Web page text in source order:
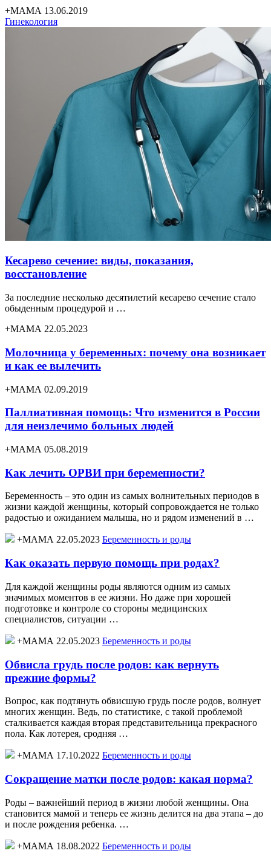
+МАМА 13.06.2019
Гинекология
Кесарево сечение: виды, показания,
восстановление
За последние несколько десятилетий кесарево сечение стало
обыденным процедурой и …
+МАМА 22.05.2023
Молочница у беременных: почему она возникает
и как ее вылечить
+МАМА 02.09.2019
Паллиативная помощь: Что изменится в России
для неизлечимо больных людей
+МАМА 05.08.2019
Как лечить ОРВИ при беременности?
Беременность – это один из самых волнительных периодов в
жизни каждой женщины, который сопровождается не только
радостью и ожиданием малыша, но и рядом изменений в …
+МАМА 22.05.2023 Беременность и роды
Как оказать первую помощь при родах?
Для каждой женщины роды являются одним из самых
значимых моментов в ее жизни. Но даже при хорошей
подготовке и контроле со стороны медицинских
специалистов, ситуации …
+МАМА 22.05.2023 Беременность и роды
Обвисла грудь после родов: как вернуть
прежние формы?
Вопрос, как подтянуть обвисшую грудь после родов, волнует
многих женщин. Ведь, по статистике, с такой проблемой
сталкивается каждая вторая представительница прекрасного
пола. Как лотерея, сродняя …
+МАМА 17.10.2022 Беременность и роды
Сокращение матки после родов: какая норма?
Роды – важнейший период в жизни любой женщины. Она
становится мамой и теперь ее жизнь делится на два этапа – до
и после рождения ребенка. …
+МАМА 18.08.2022 Беременность и роды